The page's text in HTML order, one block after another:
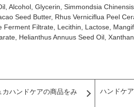
Alcohol, Glycerin, Simmondsia
Seed Butter, Rhus Verniciflua Peel
Filtrate, Lecithin, Lactose,
Helianthus Annuus Seed Oil,
カハンドケアの商品をみ
ハンドケ